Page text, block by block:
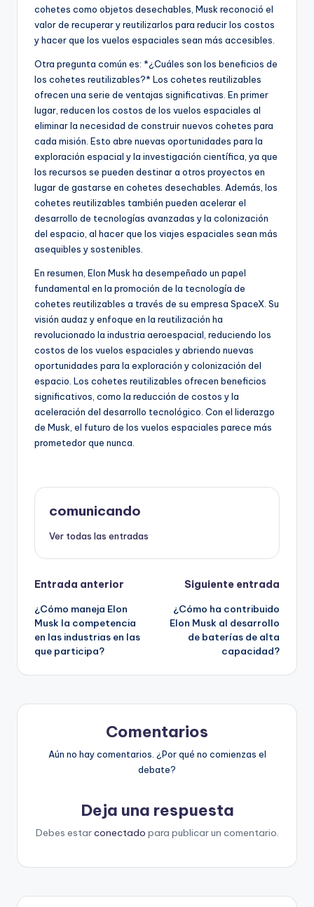
cohetes como objetos desechables, Musk reconoció el
valor de recuperar y reutilizarlos para reducir los costos
y hacer que los vuelos espaciales sean más accesibles.
Otra pregunta común es: *¿Cuáles son los beneficios de
los cohetes reutilizables?* Los cohetes reutilizables
ofrecen una serie de ventajas significativas. En primer
lugar, reducen los costos de los vuelos espaciales al
eliminar la necesidad de construir nuevos cohetes para
cada misión. Esto abre nuevas oportunidades para la
exploración espacial y la investigación científica, ya que
los recursos se pueden destinar a otros proyectos en
lugar de gastarse en cohetes desechables. Además, los
cohetes reutilizables también pueden acelerar el
desarrollo de tecnologías avanzadas y la colonización
del espacio, al hacer que los viajes espaciales sean más
asequibles y sostenibles.
En resumen, Elon Musk ha desempeñado un papel
fundamental en la promoción de la tecnología de
cohetes reutilizables a través de su empresa SpaceX. Su
visión audaz y enfoque en la reutilización ha
revolucionado la industria aeroespacial, reduciendo los
costos de los vuelos espaciales y abriendo nuevas
oportunidades para la exploración y colonización del
espacio. Los cohetes reutilizables ofrecen beneficios
significativos, como la reducción de costos y la
aceleración del desarrollo tecnológico. Con el liderazgo
de Musk, el futuro de los vuelos espaciales parece más
prometedor que nunca.
comunicando
Ver todas las entradas
Navegación
de
entradas
Entrada anterior
¿Cómo maneja Elon
Musk la competencia
en las industrias en las
que participa?
Siguiente entrada
¿Cómo ha contribuido
Elon Musk al desarrollo
de baterías de alta
capacidad?
Comentarios
Aún no hay comentarios. ¿Por qué no comienzas el
debate?
Deja una respuesta
Debes estarconectado para publicar un comentario.